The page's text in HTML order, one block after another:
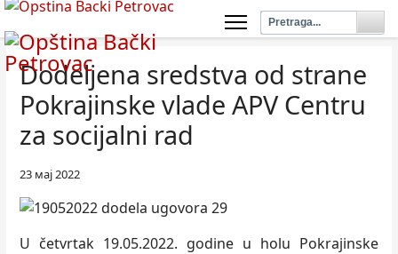
Dodelјena sredstva od strane
Pokrajinske vlade APV Centru
za socijalni rad
23 мај 2022
U četvrtak 19.05.2022. godine u holu Pokrajinske